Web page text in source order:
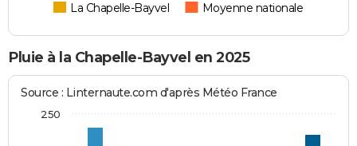
La Chapelle-Bayvel Moyenne nationale
Pluie à la Chapelle-Bayvel en 2025
Source : Linternaute.com d'après Météo France
250